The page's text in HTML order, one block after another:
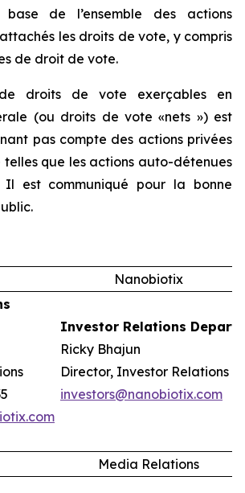
de l’ensemble des actions
les droits de vote, y compris
de droit de vote.
droits de vote exerçables en
(ou droits de vote «nets ») est
pas compte des actions privées
que les actions auto-détenues
est communiqué pour la bonne
Nanobiotix
Investor Relations
Ricky Bhajun
Director, Investor Relations
investors@nanobiotix.com
Media Relations